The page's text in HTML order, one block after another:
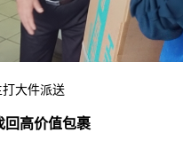
大件派送
回高价值包裹